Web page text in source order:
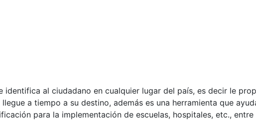
identifica al ciudadano en cualquier lugar del país, es decir le
a tiempo a su destino, además es una herramienta que
para la implementación de escuelas, hospitales, etc.,